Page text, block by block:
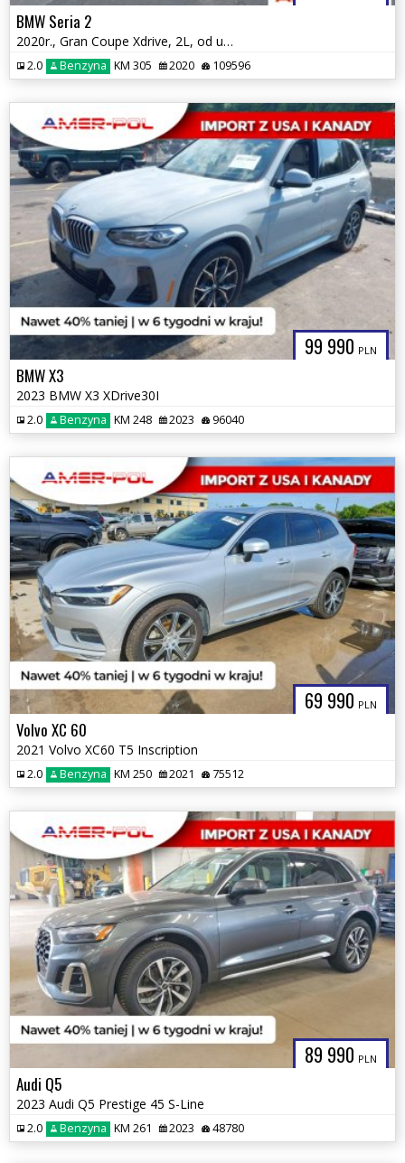
BMW Seria 2
2020r., Gran Coupe Xdrive, 2L, od ubezpieczalni
2.0 Benzyna KM 305 2020 109596
99 990 PLN
BMW X3
2023 BMW X3 XDrive30I
2.0 Benzyna KM 248 2023 96040
69 990 PLN
Volvo XC 60
2021 Volvo XC60 T5 Inscription
2.0 Benzyna KM 250 2021 75512
89 990 PLN
Audi Q5
2023 Audi Q5 Prestige 45 S-Line
2.0 Benzyna KM 261 2023 48780